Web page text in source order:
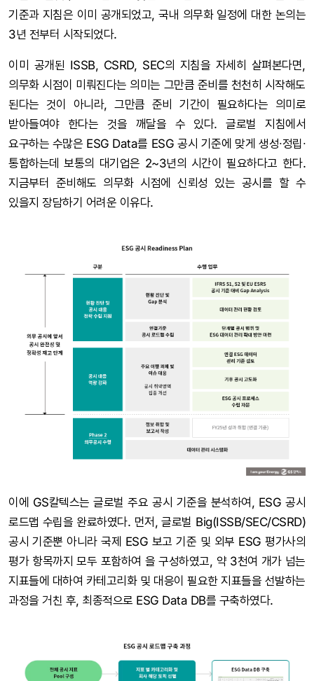
기준과 지침은 이미 공개되었고, 국내 의무화 일정에 대한 논의는
3년 전부터 시작되었다.
이미 공개된 ISSB, CSRD, SEC의 지침을 자세히 살펴본다면,
의무화 시점이 미뤄진다는 의미는 그만큼 준비를 천천히 시작해도
된다는 것이 아니라, 그만큼 준비 기간이 필요하다는 의미로
받아들여야 한다는 것을 깨달을 수 있다. 글로벌 지침에서
요구하는 수많은 ESG Data를 ESG 공시 기준에 맞게 생성∙정립∙
통합하는데 보통의 대기업은 2~3년의 시간이 필요하다고 한다.
지금부터 준비해도 의무화 시점에 신뢰성 있는 공시를 할 수
있을지 장담하기 어려운 이유다.
이에 GS칼텍스는 글로벌 주요 공시 기준을 분석하여, ESG 공시
로드맵 수립을 완료하였다. 먼저, 글로벌 Big(ISSB/SEC/CSRD)
공시 기준뿐 아니라 국제 ESG 보고 기준 및 외부 ESG 평가사의
평가 항목까지 모두 포함하여 을 구성하였고, 약 3천여 개가 넘는
지표들에 대하여 카테고리화 및 대응이 필요한 지표들을 선발하는
과정을 거친 후, 최종적으로 ESG Data DB를 구축하였다.